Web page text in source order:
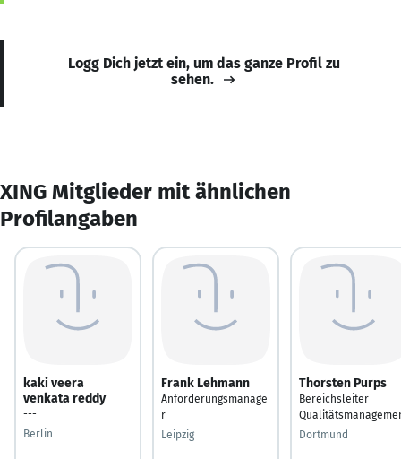
Logg Dich jetzt ein, um das ganze Profil zu
sehen.
XING Mitglieder mit ähnlichen
Profilangaben
kaki veera
venkata reddy
---
Berlin
Frank Lehmann
Anforderungsmanage
r
Leipzig
Thorsten Purps
Bereichsleiter
Dortmund